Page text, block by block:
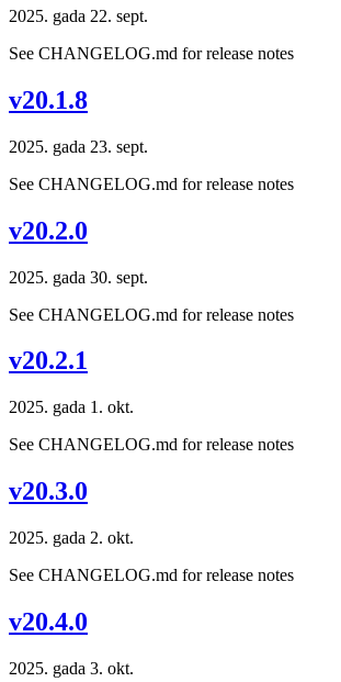
2025. gada 22. sept.
See CHANGELOG.md for release notes
v20.1.8
2025. gada 23. sept.
See CHANGELOG.md for release notes
v20.2.0
2025. gada 30. sept.
See CHANGELOG.md for release notes
v20.2.1
2025. gada 1. okt.
See CHANGELOG.md for release notes
v20.3.0
2025. gada 2. okt.
See CHANGELOG.md for release notes
v20.4.0
2025. gada 3. okt.